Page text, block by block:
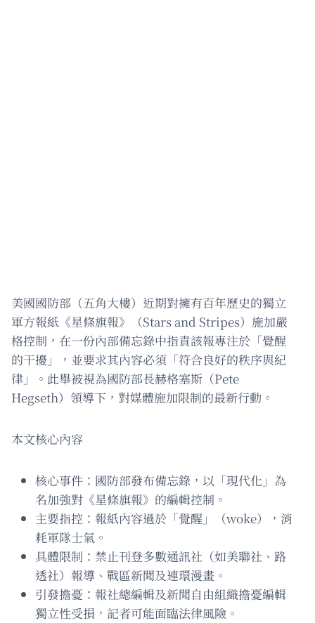
美國國防部（五角大樓）近期對擁有百年歷史的獨立
軍方報紙《星條旗報》（Stars and Stripes）施加嚴
格控制，在一份內部備忘錄中指責該報專注於「覺醒
的干擾」，並要求其內容必須「符合良好的秩序與紀
律」。此舉被視為國防部長赫格塞斯（Pete
Hegseth）領導下，對媒體施加限制的最新行動。
本文核心內容
核心事件：國防部發布備忘錄，以「現代化」為
名加強對《星條旗報》的編輯控制。
主要指控：報紙內容過於「覺醒」（woke），消
耗軍隊士氣。
具體限制：禁止刊登多數通訊社（如美聯社、路
透社）報導、戰區新聞及連環漫畫。
引發擔憂：報社總編輯及新聞自由組織擔憂編輯
獨立性受損，記者可能面臨法律風險。